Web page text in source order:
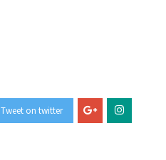
Tweet on twitter